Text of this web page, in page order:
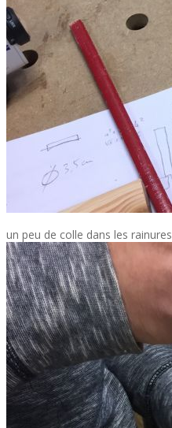
un peu de colle dans les rainures